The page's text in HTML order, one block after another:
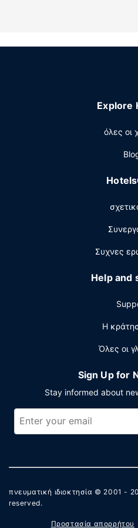
χρήση παροχών, όπως
και φούρνος μικροκυμάτων
Explore
όλες οι
Συχνες
Help and
Η
Όλες οι
Sign Up for
Stay informed about
πνευματική ιδιοκτησία © 2001 -
reserved.
Προστασία απορρήτου